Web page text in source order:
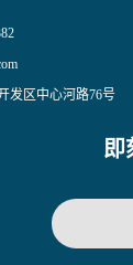
发区中心河路76号
即